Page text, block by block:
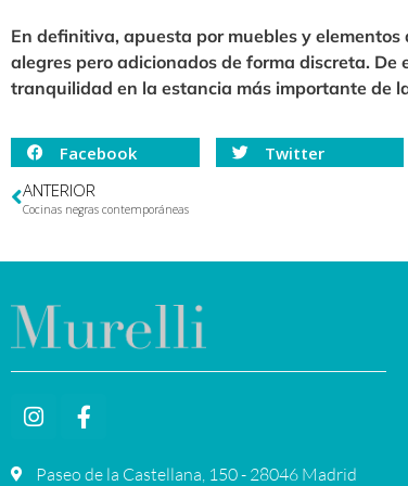
En definitiva, apuesta por muebles y
alegres pero adicionados de forma discreta.
tranquilidad en la estancia más importante de
Facebook Twitter
ANTERIOR
Cocinas negras contemporáneas
Paseo de la Castellana, 150 - 28046 Madrid